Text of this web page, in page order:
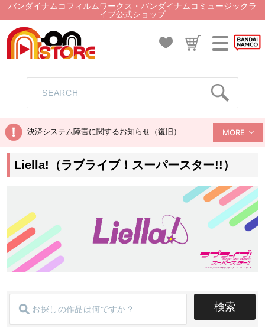
バンダイナムコフィルムワークス・バンダイナムコミュージックラ
イブ公式ショップ
決済システム障害に関するお知らせ（復旧） MORE
Liella!（ラブライブ！スーパースター!!）
検索